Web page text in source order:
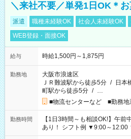
＼来社不要／単発1日OK＊
派遣 職種未経験OK 社会人未経験OK
WEB登録・面接OK
給与 時給1,500円～1,875円
勤務地
大阪市浪速区
ＪＲ難波駅から徒歩5分 / 日本
町駅から徒歩5分 / …
■物流センターなど ■勤務地
勤務時間
【1日3時間～も相談OK!】午前
あり！ シフト例 ▼9:00～
▼18:00～21:00